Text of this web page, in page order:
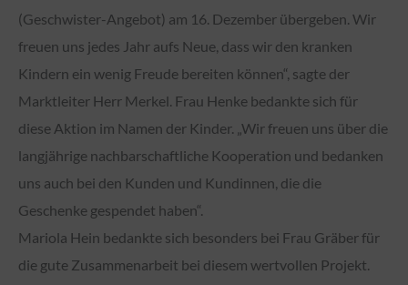
(Geschwister-Angebot) am 16. Dezember übergeben. Wir
freuen uns jedes Jahr aufs Neue, dass wir den kranken
Kindern ein wenig Freude bereiten können“, sagte der
Marktleiter Herr Merkel. Frau Henke bedankte sich für
diese Aktion im Namen der Kinder. „Wir freuen uns über die
langjährige nachbarschaftliche Kooperation und bedanken
uns auch bei den Kunden und Kundinnen, die die
Geschenke gespendet haben“.
Mariola Hein bedankte sich besonders bei Frau Gräber für
die gute Zusammenarbeit bei diesem wertvollen Projekt.